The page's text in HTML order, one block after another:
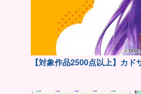
【対象作品2500点以上】カ